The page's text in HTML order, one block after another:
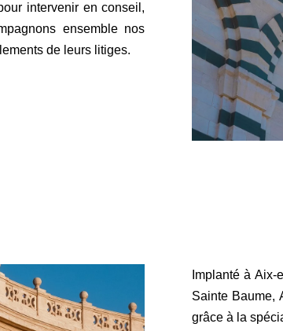
intervenir en conseil,
ensemble nos
de leurs litiges.
Implanté à
Sainte Baume,
grâce à la